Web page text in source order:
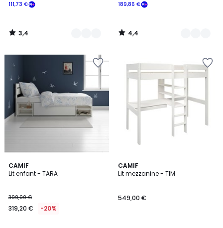
111,73 €
3,4
/
189,86 €
4,4
/
CAMIF
Lit enfant - TARA
399,00 €
319,20 € -20%
3,9
/ 5
3
Couleurs
CAMIF
Lit mezzanine - TIM
549,00 €
2
Couleurs